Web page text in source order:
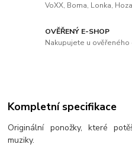
VoXX, Boma, Lonka,
OVĚŘENÝ E-SHOP
Nakupujete u
Kompletní specifikace
Originální ponožky, které
muziky.